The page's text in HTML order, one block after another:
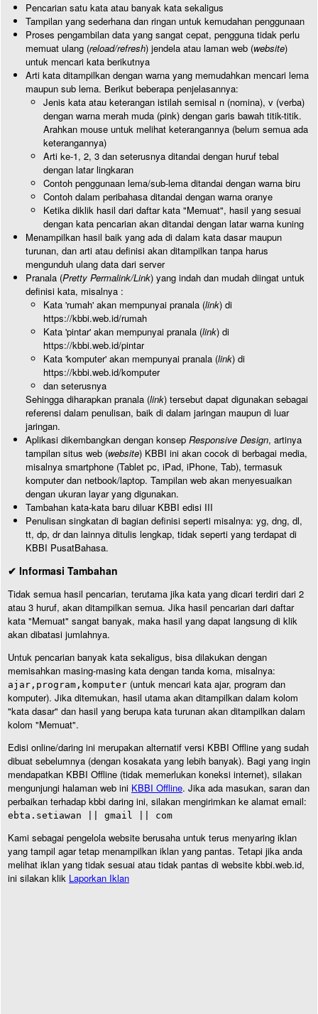
Pencarian satu kata atau banyak kata sekaligus
Tampilan yang sederhana dan ringan untuk kemudahan penggunaan
Proses pengambilan data yang sangat cepat, pengguna tidak perlu
memuat ulang (reload/refresh) jendela atau laman web (website)
untuk mencari kata berikutnya
Arti kata ditampilkan dengan warna yang memudahkan mencari lema
maupun sub lema. Berikut beberapa penjelasannya:
Jenis kata atau keterangan istilah semisal n (nomina), v (verba)
dengan warna merah muda (pink) dengan garis bawah titik-titik.
Arahkan mouse untuk melihat keterangannya (belum semua ada
keterangannya)
Arti ke-1, 2, 3 dan seterusnya ditandai dengan huruf tebal
dengan latar lingkaran
Contoh penggunaan lema/sub-lema ditandai dengan warna biru
Contoh dalam peribahasa ditandai dengan warna oranye
Ketika diklik hasil dari daftar kata "Memuat", hasil yang sesuai
dengan kata pencarian akan ditandai dengan latar warna kuning
Menampilkan hasil baik yang ada di dalam kata dasar maupun
turunan, dan arti atau definisi akan ditampilkan tanpa harus
mengunduh ulang data dari server
Pranala (Pretty Permalink/Link) yang indah dan mudah diingat untuk
definisi kata, misalnya :
Kata 'rumah' akan mempunyai pranala (link) di
https://kbbi.web.id/rumah
Kata 'pintar' akan mempunyai pranala (link) di
https://kbbi.web.id/pintar
Kata 'komputer' akan mempunyai pranala (link) di
https://kbbi.web.id/komputer
dan seterusnya
Sehingga diharapkan pranala (link) tersebut dapat digunakan sebagai
referensi dalam penulisan, baik di dalam jaringan maupun di luar
jaringan.
Aplikasi dikembangkan dengan konsep Responsive Design, artinya
tampilan situs web (website) KBBI ini akan cocok di berbagai media,
misalnya smartphone (Tablet pc, iPad, iPhone, Tab), termasuk
komputer dan netbook/laptop. Tampilan web akan menyesuaikan
dengan ukuran layar yang digunakan.
Tambahan kata-kata baru diluar KBBI edisi III
Penulisan singkatan di bagian definisi seperti misalnya: yg, dng, dl,
tt, dp, dr dan lainnya ditulis lengkap, tidak seperti yang terdapat di
KBBI PusatBahasa.
✔ Informasi Tambahan
Tidak semua hasil pencarian, terutama jika kata yang dicari terdiri dari 2
atau 3 huruf, akan ditampilkan semua. Jika hasil pencarian dari daftar
kata "Memuat" sangat banyak, maka hasil yang dapat langsung di klik
akan dibatasi jumlahnya.
Untuk pencarian banyak kata sekaligus, bisa dilakukan dengan
memisahkan masing-masing kata dengan tanda koma, misalnya:
ajar,program,komputer (untuk mencari kata ajar, program dan
komputer). Jika ditemukan, hasil utama akan ditampilkan dalam kolom
"kata dasar" dan hasil yang berupa kata turunan akan ditampilkan dalam
kolom "Memuat".
Edisi online/daring ini merupakan alternatif versi KBBI Offline yang sudah
dibuat sebelumnya (dengan kosakata yang lebih banyak). Bagi yang ingin
mendapatkan KBBI Offline (tidak memerlukan koneksi internet), silakan
mengunjungi halaman web ini KBBI Offline. Jika ada masukan, saran dan
perbaikan terhadap kbbi daring ini, silakan mengirimkan ke alamat email:
ebta.setiawan || gmail || com
Kami sebagai pengelola website berusaha untuk terus menyaring iklan
yang tampil agar tetap menampilkan iklan yang pantas. Tetapi jika anda
melihat iklan yang tidak sesuai atau tidak pantas di website kbbi.web.id,
ini silakan klik Laporkan Iklan